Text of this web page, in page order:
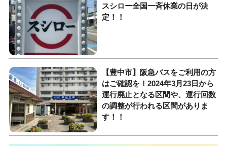
スシロー全国一斉休業の日が決
定！！
【豊中市】阪急バスをご利用の方
はご確認を！2024年3月23日から
運行廃止となる区間や、運行回数
の調整が行われる区間がありま
す！！